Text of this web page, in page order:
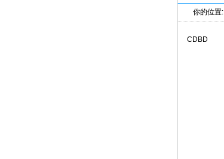
你的位置:
CDBD